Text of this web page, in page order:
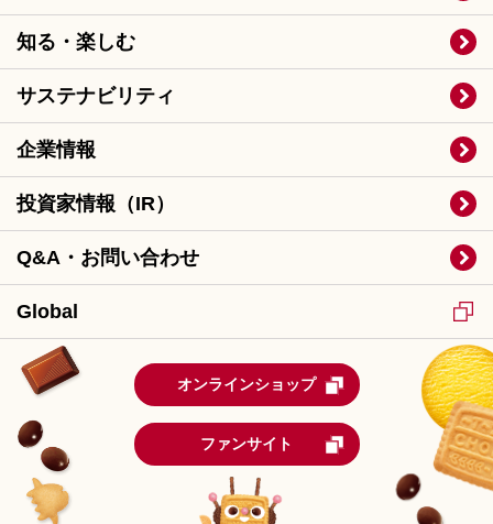
知る・楽しむ
サステナビリティ
企業情報
投資家情報（IR）
Q&A・お問い合わせ
Global
オンラインショップ
ファンサイト